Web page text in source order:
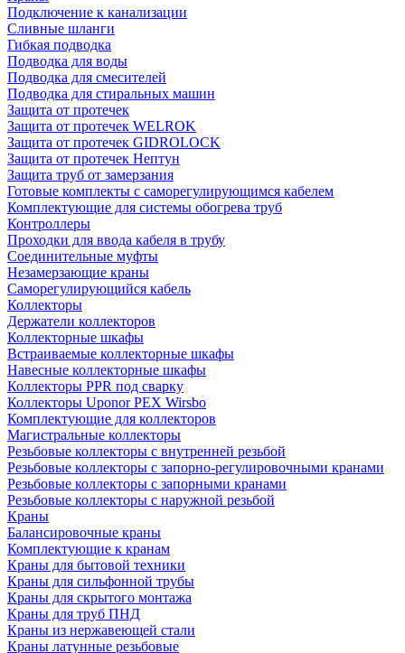
Подключение к канализации
Сливные шланги
Гибкая подводка
Подводка для воды
Подводка для смесителей
Подводка для стиральных машин
Защита от протечек
Защита от протечек WELROK
Защита от протечек GIDROLOCK
Защита от протечек Нептун
Защита труб от замерзания
Готовые комплекты с саморегулирующимся кабелем
Комплектующие для системы обогрева труб
Контроллеры
Проходки для ввода кабеля в трубу
Соединительные муфты
Незамерзающие краны
Саморегулирующийся кабель
Коллекторы
Держатели коллекторов
Коллекторные шкафы
Встраиваемые коллекторные шкафы
Навесные коллекторные шкафы
Коллекторы PPR под сварку
Коллекторы Uponor PEX Wirsbo
Комплектующие для коллекторов
Магистральные коллекторы
Резьбовые коллекторы с внутренней резьбой
Резьбовые коллекторы с запорно-регулировочными кранами
Резьбовые коллекторы с запорными кранами
Резьбовые коллекторы с наружной резьбой
Краны
Балансировочные краны
Комплектующие к кранам
Краны для бытовой техники
Краны для сильфонной трубы
Краны для скрытого монтажа
Краны для труб ПНД
Краны из нержавеющей стали
Краны латунные резьбовые